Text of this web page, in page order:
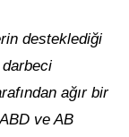
desteklediği
ağır bir
ve AB